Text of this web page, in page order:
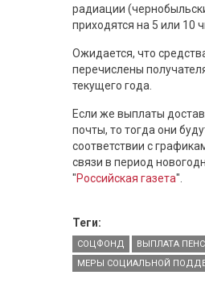
радиации
приходятся на 5 или 10
Ожидается, что
перечислены
текущего года.
Если же выплаты
почты, то тогда они
соответствии с
связи в период
"Российская газета".
Теги:
СОЦФОНД ВЫПЛАТА
МЕРЫ СОЦИАЛЬНОЙ